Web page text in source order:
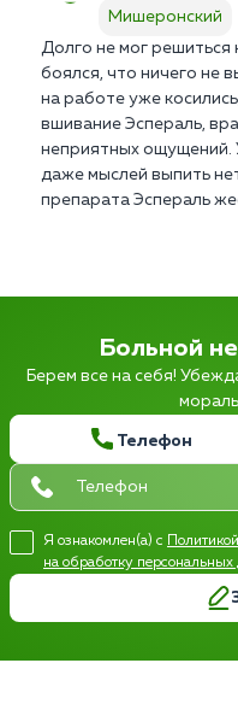
Мишеронский
Долго не мог решиться
боялся, что ничего не
на работе уже
вшивание Эспераль,
неприятных ощущений.
даже мыслей выпить
препарата Эспераль
Больной
Берем все на себя!
Телефон
Я ознакомлен(а) с
на обработку